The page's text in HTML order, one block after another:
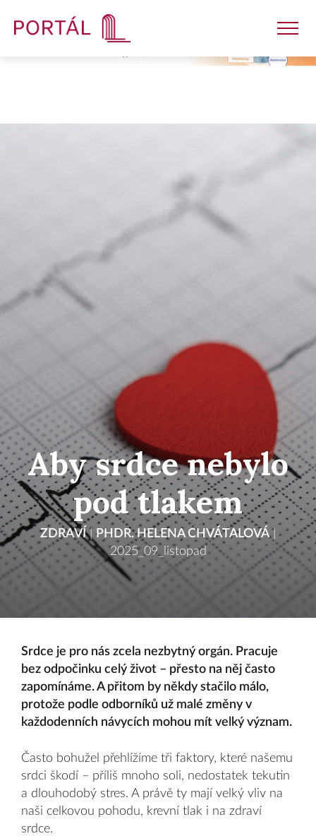
E-shop
Aby srdce nebylo
pod tlakem
ZDRAVÍ| PHDR. HELENA CHVÁTALOVÁ|
2025_09_listopad
Srdce je pro nás zcela nezbytný orgán. Pracuje
bez odpočinku celý život – přesto na něj často
zapomínáme. A přitom by někdy stačilo málo,
protože podle odborníků už malé změny v
každodenních návycích mohou mít velký význam.
Často bohužel přehlížíme tři faktory, které našemu
srdci škodí – příliš mnoho soli, nedostatek tekutin
a dlouhodobý stres. A právě ty mají velký vliv na
naši celkovou pohodu, krevní tlak i na zdraví
srdce.